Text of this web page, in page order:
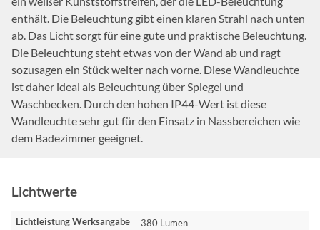
enthält. Die Beleuchtung gibt einen klaren Strahl nach unten
ab. Das Licht sorgt für eine gute und praktische Beleuchtung.
Die Beleuchtung steht etwas von der Wand ab und ragt
sozusagen ein Stück weiter nach vorne. Diese Wandleuchte
ist daher ideal als Beleuchtung über Spiegel und
Waschbecken. Durch den hohen IP44-Wert ist diese
Wandleuchte sehr gut für den Einsatz in Nassbereichen wie
dem Badezimmer geeignet.
Lichtwerte
Lichtleistung Werksangabe
380 Lumen